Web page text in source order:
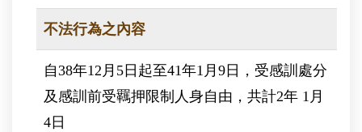
不法行為之內容
自38年12月5日起至41年1月9日，受感訓處分
及感訓前受羈押限制人身自由，共計2年 1月
4日